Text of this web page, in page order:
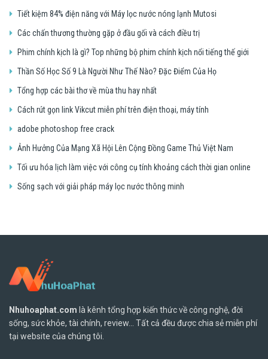
Tiết kiệm 84% điện năng với Máy lọc nước nóng lạnh Mutosi
Các chấn thương thường gặp ở đầu gối và cách điều trị
Phim chính kịch là gì? Top những bộ phim chính kịch nổi tiếng thế giới
Thần Số Học Số 9 Là Người Như Thế Nào? Đặc Điểm Của Họ
Tổng hợp các bài thơ về mùa thu hay nhất
Cách rút gọn link Vikcut miễn phí trên điện thoại, máy tính
adobe photoshop free crack
Ảnh Hưởng Của Mạng Xã Hội Lên Cộng Đồng Game Thủ Việt Nam
Tối ưu hóa lịch làm việc với công cụ tính khoảng cách thời gian online
Sống sạch với giải pháp máy lọc nước thông minh
Nhuhoaphat.com là kênh tổng hợp kiến thức về công nghệ, đời
sống, sức khỏe, tài chính, review... Tất cả đều được chia sẻ miễn phí
tại website của chúng tôi.